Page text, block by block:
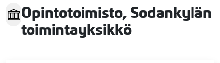
Opintotoimisto, Sodankylän
toimintayksikkö